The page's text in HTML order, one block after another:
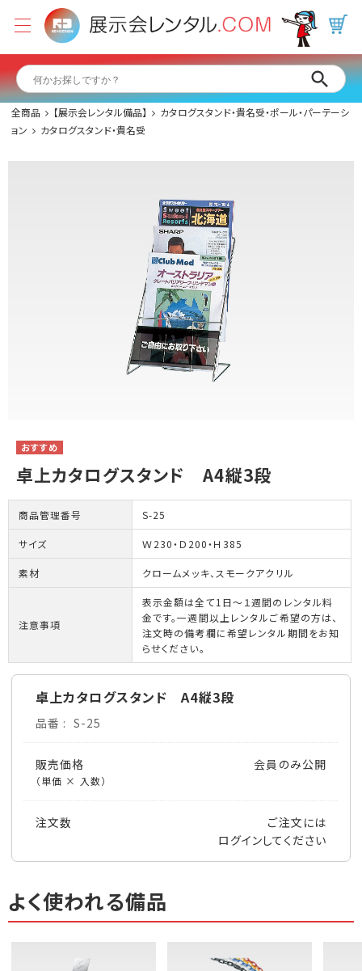
全商品 【展示会レンタル備品】
カタログスタンド・貴名受・ポール・パーテーシ
ョン
カタログスタンド・貴名受
卓上カタログスタンド A4縦3段
商品管理番号 S-25
サイズ Ｗ230・Ｄ200・Ｈ385
素材 クロームメッキ、スモークアクリル
注意事項
表示金額は全て1日～１週間のレンタル料
金です。一週間以上レンタルご希望の方は、
注文時の備考欄に希望レンタル期間をお知
らせください。
卓上カタログスタンド A4縦3段
品番 S-25
販売価格
（単価 × 入数）
会員のみ公開
注文数
ご注文には
ログインしてください
よく使われる備品